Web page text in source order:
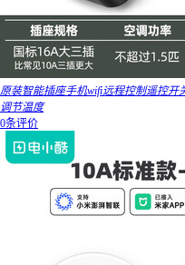
原装智能插座手机wifi远程控制遥控开
调节温度
0条评价